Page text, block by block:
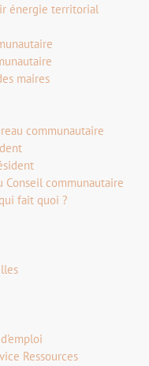
énergie territorial
maires
communautaire
Conseil communautaire
fait quoi ?
Ressources